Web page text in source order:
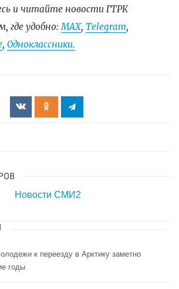
и читайте новости ГТРК
где удобно: МАХ, Telegram,
, Одноклассники.
Новости СМИ2
к переезду в Арктику заметно
годы